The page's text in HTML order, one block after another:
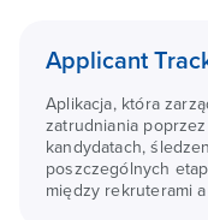
Applicant
Aplikacja, która
zatrudniania
kandydatach,
poszczególnych
między rekruterami